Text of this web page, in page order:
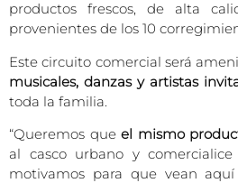
productos frescos, de alta
provenientes de los 10
Este circuito comercial será
musicales, danzas y artistas
toda la familia.
“Queremos queel mismo
al casco urbano y
motivamos para que vean